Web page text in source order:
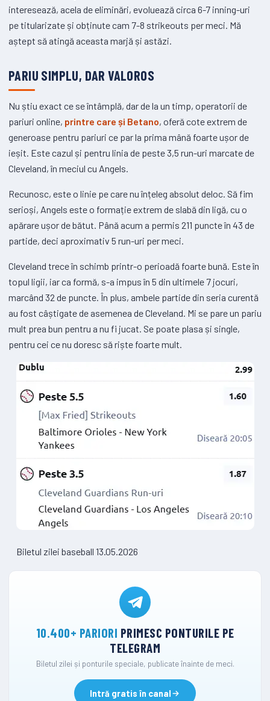
interesează, acela de eliminări, evoluează circa 6-7 inning-uri
pe titularizate și obținute cam 7-8 strikeouts per meci. Mă
aștept să atingă aceasta marjă și astăzi.
PARIU SIMPLU, DAR VALOROS
Nu știu exact ce se întâmplă, dar de la un timp, operatorii de
pariuri online, printre care și Betano, oferă cote extrem de
generoase pentru pariuri ce par la prima mână foarte ușor de
ieșit. Este cazul și pentru linia de peste 3,5 run-uri marcate de
Cleveland, în meciul cu Angels.
Recunosc, este o linie pe care nu înțeleg absolut deloc. Să fim
serioși, Angels este o formație extrem de slabă din ligă, cu o
apărare ușor de bătut. Până acum a permis 211 puncte în 43 de
partide, deci aproximativ 5 run-uri per meci.
Cleveland trece în schimb printr-o perioadă foarte bună. Este în
topul ligii, iar ca formă, s-a impus în 5 din ultimele 7 jocuri,
marcând 32 de puncte. În plus, ambele partide din seria curentă
au fost câștigate de asemenea de Cleveland. Mi se pare un pariu
mult prea bun pentru a nu fi jucat. Se poate plasa și single,
pentru cei ce nu doresc să riște foarte mult.
Biletul zilei baseball 13.05.2026
10.400+ PARIORI PRIMESC PONTURILE PE
TELEGRAM
Biletul zilei și ponturile speciale, publicate înainte de meci.
Intră gratis în canal